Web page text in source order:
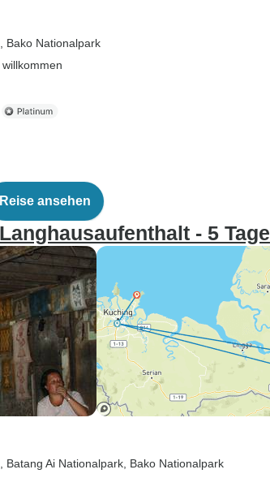
, Bako Nationalpark
Reise ansehen
- 5 Tage
, Batang Ai Nationalpark , Bako Nationalpark